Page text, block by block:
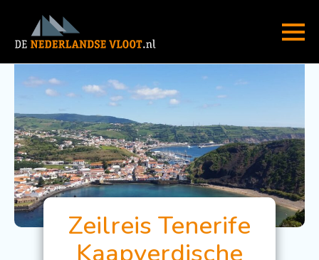
Zeilreis Tenerife